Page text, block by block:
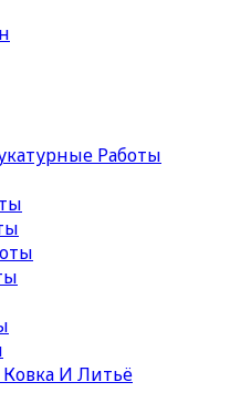
Работы
И Литьё